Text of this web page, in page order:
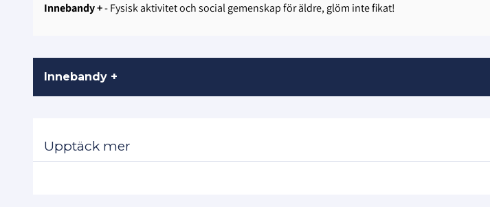
Innebandy +- Fysisk aktivitet och social gemenskap för äldre, glöm inte fikat!
Innebandy +
Upptäck mer